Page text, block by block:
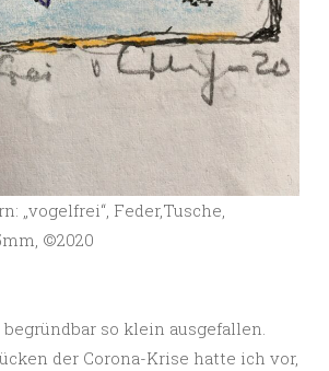
„vogelfrei“, Feder,Tusche,
©️2020
so klein ausgefallen.
der Corona-Krise hatte ich vor,